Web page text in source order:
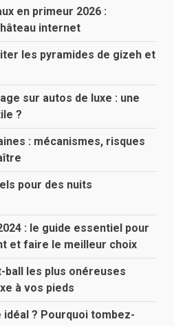
en primeur 2026 :
internet
les pyramides de gizeh et
sur autos de luxe : une
?
: mécanismes, risques
pour des nuits
: le guide essentiel pour
et faire le meilleur choix
ball les plus onéreuses
à vos pieds
idéal ? Pourquoi tombez-